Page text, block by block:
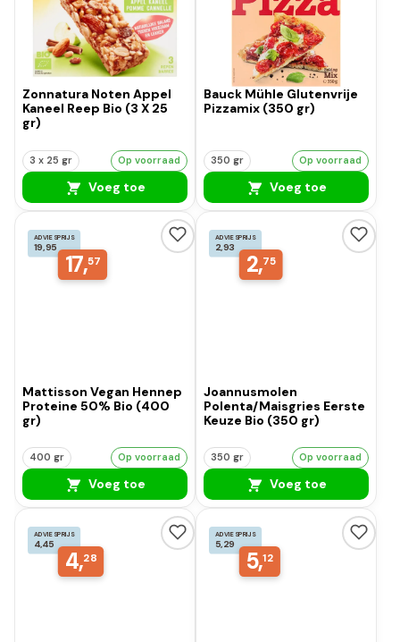
Zonnatura Noten Appel
Kaneel Reep Bio (3 X 25
gr)
3 x 25 gr Op voorraad
Voeg toe
Bauck Mühle Glutenvrije
Pizzamix (350 gr)
350 gr Op voorraad
Voeg toe
ADVIESPRIJS
19,95
17,57
Mattisson Vegan Hennep
Proteine 50% Bio (400
gr)
400 gr Op voorraad
Voeg toe
ADVIESPRIJS
2,93
2,75
Joannusmolen
Polenta/Maisgries Eerste
Keuze Bio (350 gr)
350 gr Op voorraad
Voeg toe
ADVIESPRIJS
4,45
4,28
ADVIESPRIJS
5,29
5,12